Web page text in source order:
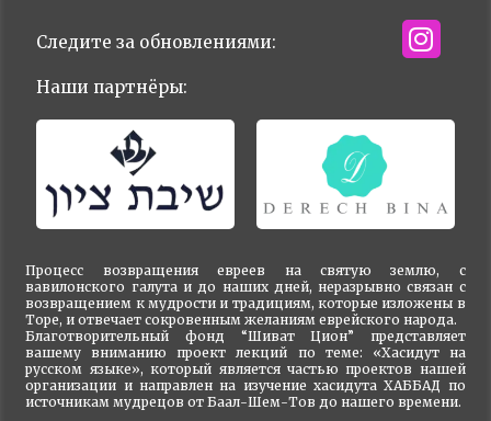
Процесс возвращения евреев на святую землю, с
вавилонского галута и до наших дней, неразрывно связан с
возвращением к мудрости и традициям, которые изложены в
Торе, и отвечает сокровенным желаниям еврейского народа.
Благотворительный фонд “Шиват Цион” представляет
вашему вниманию проект лекций по теме: «Хасидут на
русском языке», который является частью проектов нашей
организации и направлен на изучение хасидута ХАББАД по
источникам мудрецов от Баал-Шем-Тов до нашего времени.
Следите за обновлениями:
Наши партнёры: